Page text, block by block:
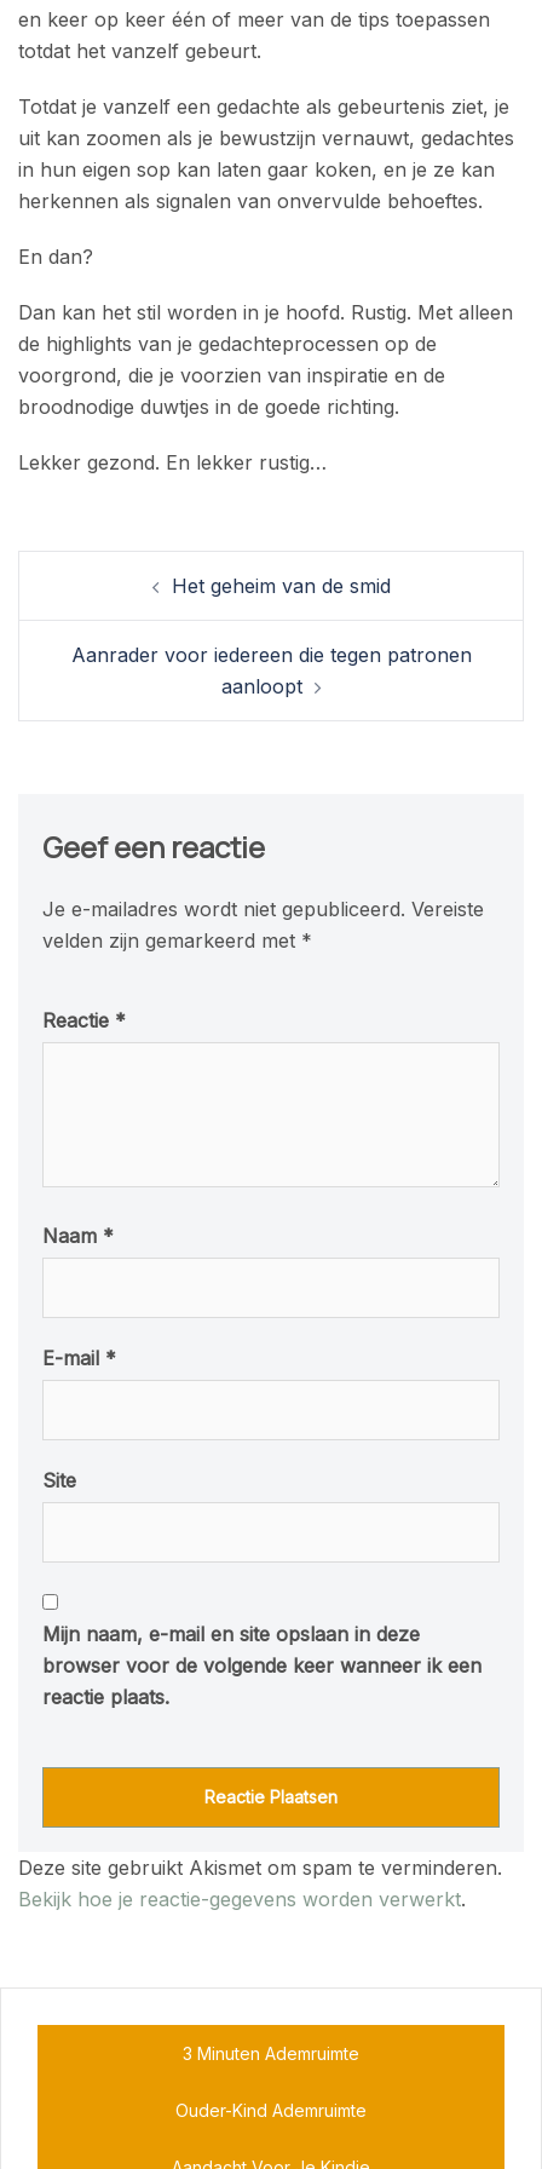
en keer op keer één of meer van de tips toepassen
totdat het vanzelf gebeurt.
Totdat je vanzelf een gedachte als gebeurtenis ziet, je
uit kan zoomen als je bewustzijn vernauwt, gedachtes
in hun eigen sop kan laten gaar koken, en je ze kan
herkennen als signalen van onvervulde behoeftes.
En dan?
Dan kan het stil worden in je hoofd. Rustig. Met alleen
de highlights van je gedachteprocessen op de
voorgrond, die je voorzien van inspiratie en de
broodnodige duwtjes in de goede richting.
Lekker gezond. En lekker rustig…
BerichtnavigatieHet geheim van de smid
Aanrader voor iedereen die tegen patronen
aanloopt
Geef een reactie
Je e-mailadres wordt niet gepubliceerd. Vereiste
velden zijn gemarkeerd met *
Reactie *
Naam *
E-mail *
Site
Mijn naam, e-mail en site opslaan in deze
browser voor de volgende keer wanneer ik een
reactie plaats.
Deze site gebruikt Akismet om spam te verminderen.
Bekijk hoe je reactie-gegevens worden verwerkt.
3 Minuten Ademruimte
Ouder-Kind Ademruimte